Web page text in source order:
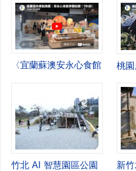
〈宜蘭蘇澳安永心食館遊記｜
桃
竹北 AI 智慧園區公園｜城市移
新